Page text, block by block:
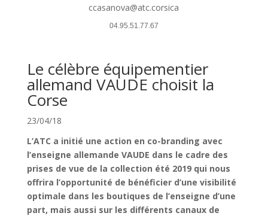
ccasanova@atc.corsica
04.95.51.77.67
Le célèbre équipementier
allemand VAUDE choisit la
Corse
23/04/18
L’ATC a initié une action en co-branding avec
l’enseigne allemande VAUDE dans le cadre des
prises de vue de la collection été 2019 qui nous
offrira l’opportunité de bénéficier d’une visibilité
optimale dans les boutiques de l’enseigne d’une
part, mais aussi sur les différents canaux de